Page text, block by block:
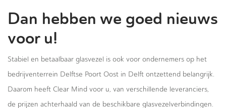
Dan hebben we goed nieuws
voor u!
Stabiel en betaalbaar glasvezel is ook voor ondernemers op het
bedrijventerrein Delftse Poort Oost in Delft ontzettend belangrijk.
Daarom heeft Clear Mind voor u, van verschillende leveranciers,
de prijzen achterhaald van de beschikbare glasvezelverbindingen.